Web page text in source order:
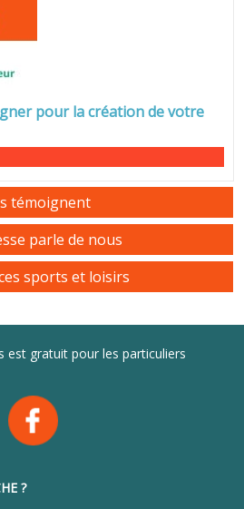
pour la création de votre
témoignent
parle de nous
sports et loisirs
est gratuit pour les particuliers
?